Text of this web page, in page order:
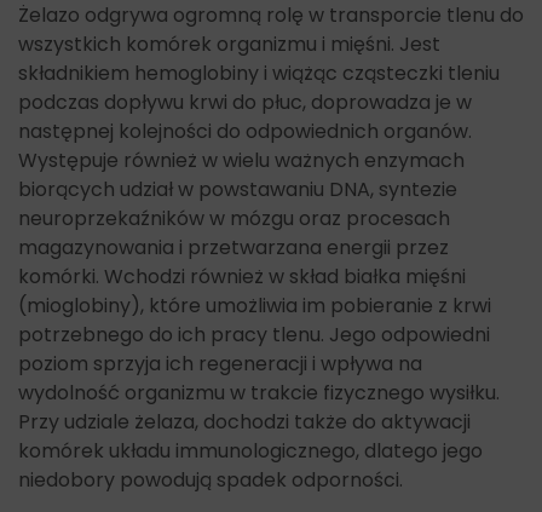
Żelazo odgrywa ogromną rolę w transporcie tlenu do
wszystkich komórek organizmu i mięśni. Jest
składnikiem hemoglobiny i wiążąc cząsteczki tleniu
podczas dopływu krwi do płuc, doprowadza je w
następnej kolejności do odpowiednich organów.
Występuje również w wielu ważnych enzymach
biorących udział w powstawaniu DNA, syntezie
neuroprzekaźników w mózgu oraz procesach
magazynowania i przetwarzana energii przez
komórki. Wchodzi również w skład białka mięśni
(mioglobiny), które umożliwia im pobieranie z krwi
potrzebnego do ich pracy tlenu. Jego odpowiedni
poziom sprzyja ich regeneracji i wpływa na
wydolność organizmu w trakcie fizycznego wysiłku.
Przy udziale żelaza, dochodzi także do aktywacji
komórek układu immunologicznego, dlatego jego
niedobory powodują spadek odporności.